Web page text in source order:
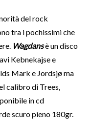
del rock
tra i pochissimi che
Wagdansè un disco
Kebnekajse e
Mark e Jordsjø ma
calibro di Trees,
in cd
scuro pieno 180gr.